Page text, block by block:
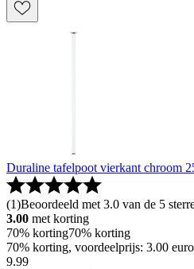
Duraline tafelpoot vierkant chroom
(1)Beoordeeld met 3.0 van de 5
3.00 met korting
70% korting70% korting
70% korting, voordeelprijs: 3.00
9.99